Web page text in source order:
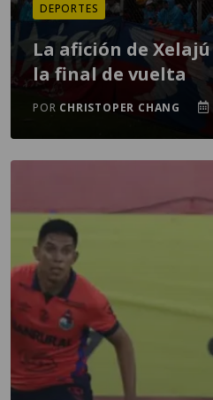
DEPORTES
La afición de
la final de vuelta
POR CHRISTOPER CHANG